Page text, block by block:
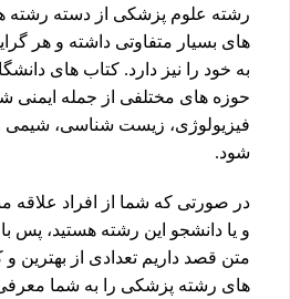
رشته علوم پزشکی از دسته رشته
های بسیار متفاوتی داشته و هر
به خود را نیز دارد. کتاب های
حوزه های مختلفی از جمله ایمنی
فیزیولوژی، زیست شناسی، شیمی
شود.
در صورتی که شما از افراد علاقه
و یا دانشجو این رشته هستید، پس
متن قصد داریم تعدادی از بهترین
های رشته پزشکی را به شما